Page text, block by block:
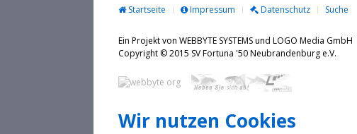
Startseite Impressum Datenschutz Suche
Ein Projekt von WEBBYTE SYSTEMS und LOGO Media GmbH
Copyright © 2015 SV Fortuna '50 Neubrandenburg e.V.
Wir nutzen Cookies